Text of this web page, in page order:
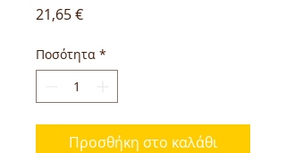
21,65 €Τιμή
Ποσότητα *
Προσθήκη στο καλάθι